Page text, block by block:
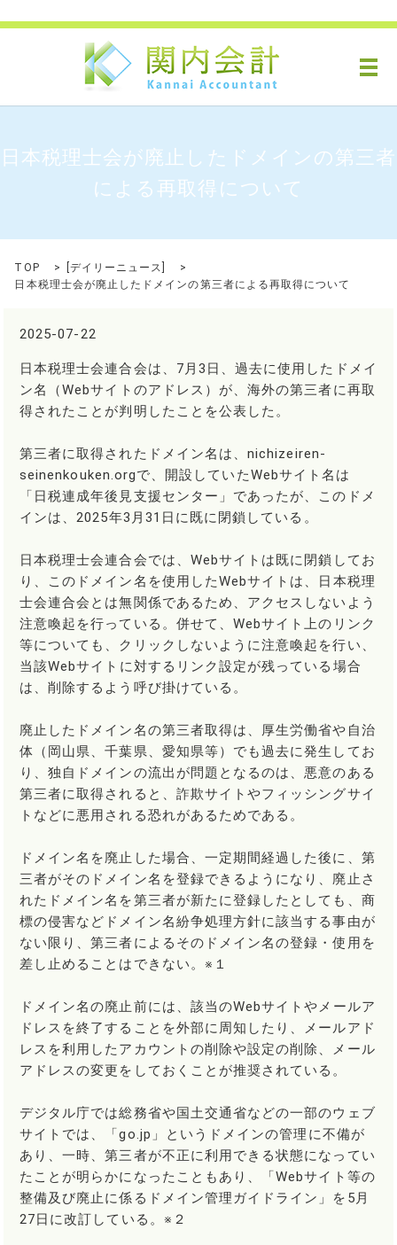
メ
日本税理士会が廃止したドメインの第三者
による再取得について
TOP デイリーニュース
日本税理士会が廃止したドメインの第三者による再取得について
2025-07-22
日本税理士会連合会は、7月3日、過去に使用したドメイ
ン名（Webサイトのアドレス）が、海外の第三者に再取
得されたことが判明したことを公表した。
第三者に取得されたドメイン名は、nichizeiren-
seinenkouken.orgで、開設していたWebサイト名は
「日税連成年後見支援センター」であったが、このドメ
インは、2025年3月31日に既に閉鎖している。
日本税理士会連合会では、Webサイトは既に閉鎖してお
り、このドメイン名を使用したWebサイトは、日本税理
士会連合会とは無関係であるため、アクセスしないよう
注意喚起を行っている。併せて、Webサイト上のリンク
等についても、クリックしないように注意喚起を行い、
当該Webサイトに対するリンク設定が残っている場合
は、削除するよう呼び掛けている。
廃止したドメイン名の第三者取得は、厚生労働省や自治
体（岡山県、千葉県、愛知県等）でも過去に発生してお
り、独自ドメインの流出が問題となるのは、悪意のある
第三者に取得されると、詐欺サイトやフィッシングサイ
トなどに悪用される恐れがあるためである。
ドメイン名を廃止した場合、一定期間経過した後に、第
三者がそのドメイン名を登録できるようになり、廃止さ
れたドメイン名を第三者が新たに登録したとしても、商
標の侵害などドメイン名紛争処理方針に該当する事由が
ない限り、第三者によるそのドメイン名の登録・使用を
差し止めることはできない。※１
ドメイン名の廃止前には、該当のWebサイトやメールア
ドレスを終了することを外部に周知したり、メールアド
レスを利用したアカウントの削除や設定の削除、メール
アドレスの変更をしておくことが推奨されている。
デジタル庁では総務省や国土交通省などの一部のウェブ
サイトでは、「go.jp」というドメインの管理に不備が
あり、一時、第三者が不正に利用できる状態になってい
たことが明らかになったこともあり、「Webサイト等の
整備及び廃止に係るドメイン管理ガイドライン」を5月
27日に改訂している。※２